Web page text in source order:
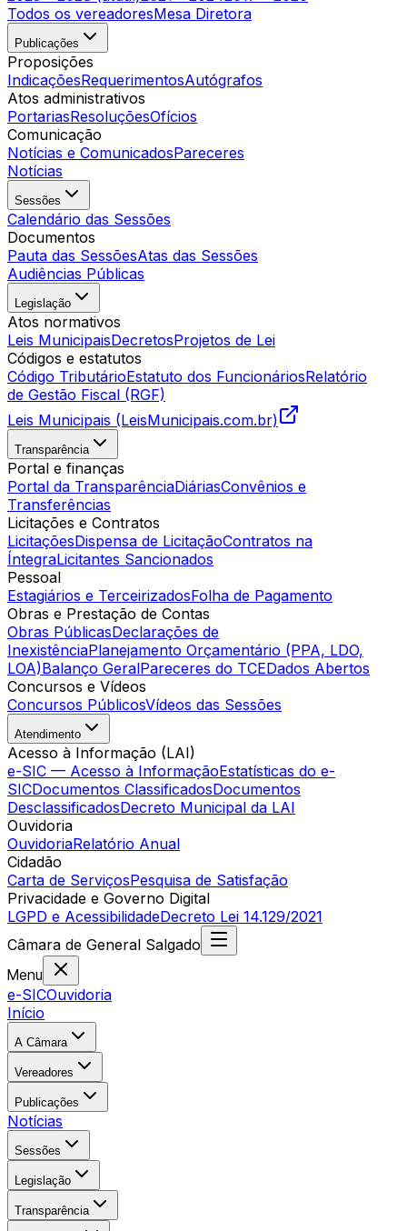
Todos os vereadoresMesa Diretora
Publicações
Proposições
IndicaçõesRequerimentosAutógrafos
Atos administrativos
PortariasResoluçõesOfícios
Comunicação
Notícias e ComunicadosPareceres
Notícias
Sessões
Calendário das Sessões
Documentos
Pauta das SessõesAtas das Sessões
Audiências Públicas
Legislação
Atos normativos
Leis MunicipaisDecretosProjetos de Lei
Códigos e estatutos
Código TributárioEstatuto dos FuncionáriosRelatório
de Gestão Fiscal (RGF)
Leis Municipais (LeisMunicipais.com.br)
Transparência
Portal e finanças
Portal da TransparênciaDiáriasConvênios e
Transferências
Licitações e Contratos
LicitaçõesDispensa de LicitaçãoContratos na
ÍntegraLicitantes Sancionados
Pessoal
Estagiários e TerceirizadosFolha de Pagamento
Obras e Prestação de Contas
Obras PúblicasDeclarações de
InexistênciaPlanejamento Orçamentário (PPA, LDO,
LOA)Balanço GeralPareceres do TCEDados Abertos
Concursos e Vídeos
Concursos PúblicosVídeos das Sessões
Atendimento
Acesso à Informação (LAI)
e-SIC — Acesso à InformaçãoEstatísticas do e-
SICDocumentos ClassificadosDocumentos
DesclassificadosDecreto Municipal da LAI
Ouvidoria
OuvidoriaRelatório Anual
Cidadão
Carta de ServiçosPesquisa de Satisfação
Privacidade e Governo Digital
LGPD e AcessibilidadeDecreto Lei 14.129/2021
Câmara de General Salgado
Menu
e-SICOuvidoria
Início
A Câmara
Vereadores
Publicações
Notícias
Sessões
Legislação
Transparência